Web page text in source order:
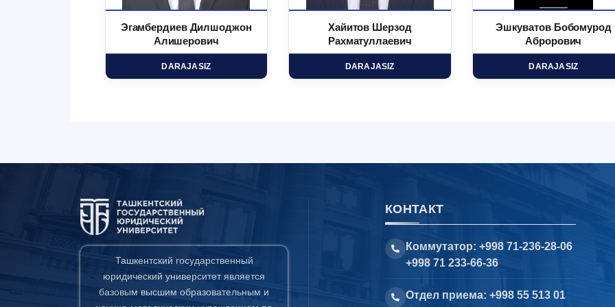
Эгамбердиев Дилшоджон
Алишерович
DARAJASIZ
Хайитов Шерзод
Рахматуллаевич
DARAJASIZ
Эшкуватов Бобомурод
Аброрович
DARAJASIZ
Ташкентский государственный
юридический университет является
базовым высшим образовательным и
КОНТАКТ
Коммутатор: +998 71-236-28-06
+998 71 233-66-36
Отдел приема: +998 55 513 01